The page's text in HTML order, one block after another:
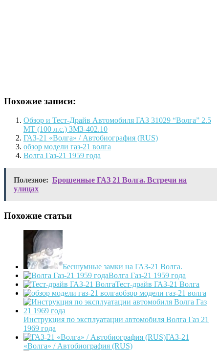
Похожие записи:
Обзор и Тест-Драйв Автомобиля ГАЗ 31029 “Волга” 2.5
МТ (100 л.с.) ЗМЗ-402.10
ГАЗ-21 «Волга» / Автобиография (RUS)
обзор модели газ-21 волга
Волга Газ-21 1959 года
Полезное: Брошенные ГАЗ 21 Волга. Встречи на
улицах
Похожие статьи
Бесшумные замки на ГАЗ-21 Волга.
Волга Газ-21 1959 года
Тест-драйв ГАЗ-21 Волга
обзор модели газ-21 волга
Инструкция по эксплуатации автомобиля Волга Газ 21
1969 года
ГАЗ-21
«Волга» / Автобиография (RUS)